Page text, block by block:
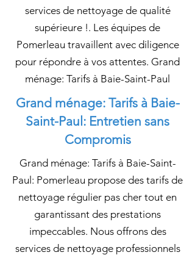
services de nettoyage de qualité
supérieure !. Les équipes de
Pomerleau travaillent avec diligence
pour répondre à vos attentes. Grand
ménage: Tarifs à Baie-Saint-Paul
Grand ménage: Tarifs à Baie-
Saint-Paul: Entretien sans
Compromis
Grand ménage: Tarifs à Baie-Saint-
Paul: Pomerleau propose des tarifs de
nettoyage régulier pas cher tout en
garantissant des prestations
impeccables. Nous offrons des
services de nettoyage professionnels